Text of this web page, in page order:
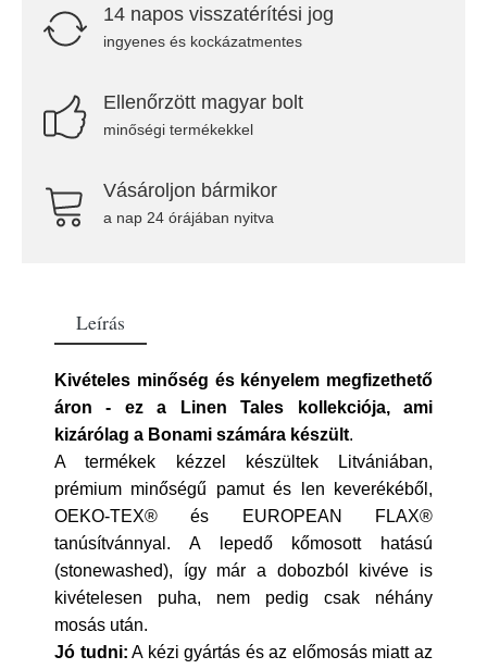
14 napos visszatérítési jog
ingyenes és kockázatmentes
Ellenőrzött magyar bolt
minőségi termékekkel
Vásároljon bármikor
a nap 24 órájában nyitva
Leírás
Kivételes minőség és kényelem megfizethető
áron - ez a Linen Tales kollekciója, ami
kizárólag a Bonami számára készült.
A termékek kézzel készültek Litvániában,
prémium minőségű pamut és len keverékéből,
OEKO-TEX® és EUROPEAN FLAX®
tanúsítvánnyal. A lepedő kőmosott hatású
(stonewashed), így már a dobozból kivéve is
kivételesen puha, nem pedig csak néhány
mosás után.
Jó tudni: A kézi gyártás és az előmosás miatt az